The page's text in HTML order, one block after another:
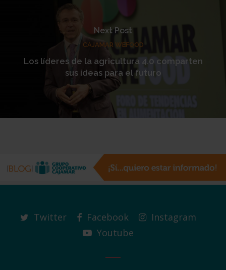
Next Post
CAJAMAR WEFOOD
Los líderes de la agricultura 4.0 comparten
sus ideas para el futuro
Twitter Facebook
Instagram
Youtube